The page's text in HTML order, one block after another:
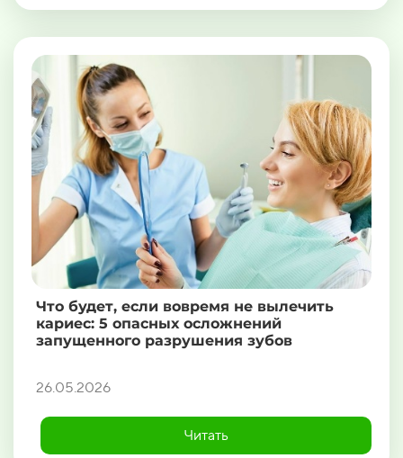
Что будет, если вовремя не вылечить
кариес: 5 опасных осложнений
запущенного разрушения зубов
26.05.2026
Читать